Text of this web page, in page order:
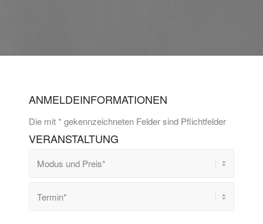
ANMELDEINFORMATIONEN
Die mit * gekennzeichneten Felder sind Pflichtfelder
VERANSTALTUNG